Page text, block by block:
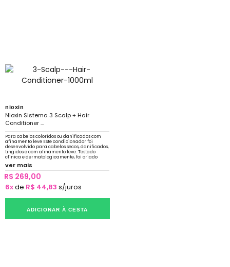
nioxin
Nioxin Sistema 3 Scalp + Hair
Conditioner ...
Para cabelos coloridos ou danificados com
afinamento leve Este condicionador foi
desenvolvido para cabelos secos, danificados,
tingidos e com afinamento leve. Testado
clínica e dermatologicamente, foi criado
para amplificar a textura do cabelo
ver mais
R$ 269,00
6xde R$ 44,83 s/juros
ADICIONAR À CESTA